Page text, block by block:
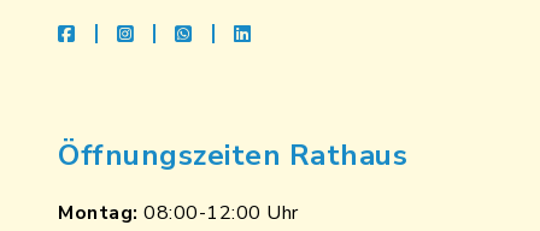
facebookinstagramwhatsapplinkedin
Öffnungszeiten Rathaus
Montag: 08:00-12:00 Uhr